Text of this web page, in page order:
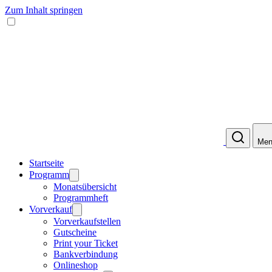
Zum Inhalt springen
Startseite
Programm
Monatsübersicht
Programmheft
Vorverkauf
Vorverkaufstellen
Gutscheine
Print your Ticket
Bankverbindung
Onlineshop